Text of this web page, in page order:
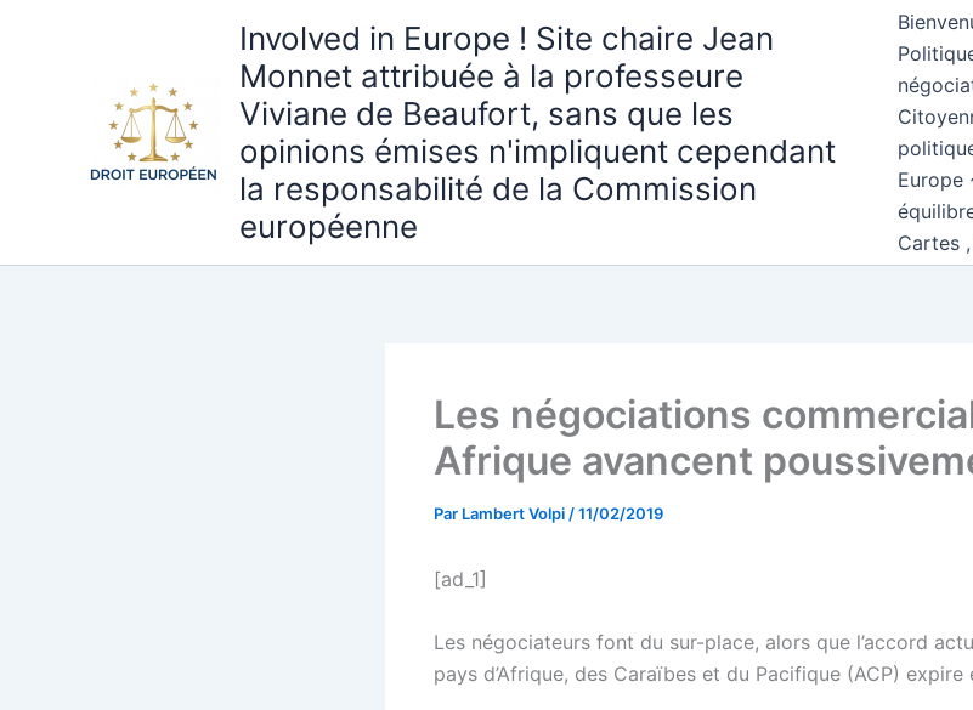
Involved in Europe ! Site chaire Jean
Monnet attribuée à la professeure
Viviane de Beaufort, sans que les
opinions émises n'impliquent cependant
la responsabilité de la Commission
européenne
Europe
Cartes
Les négociations
Afrique avancent
Par Lambert Volpi /11/02/2019
[ad_1]
Les négociateurs font du sur-place, alors que l’accord
pays d’Afrique, des Caraïbes et du Pacifique (ACP) expire